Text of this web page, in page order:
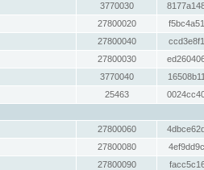
3770030
27800020
27800040
27800030
3770040
25463
27800060
27800080
27800090